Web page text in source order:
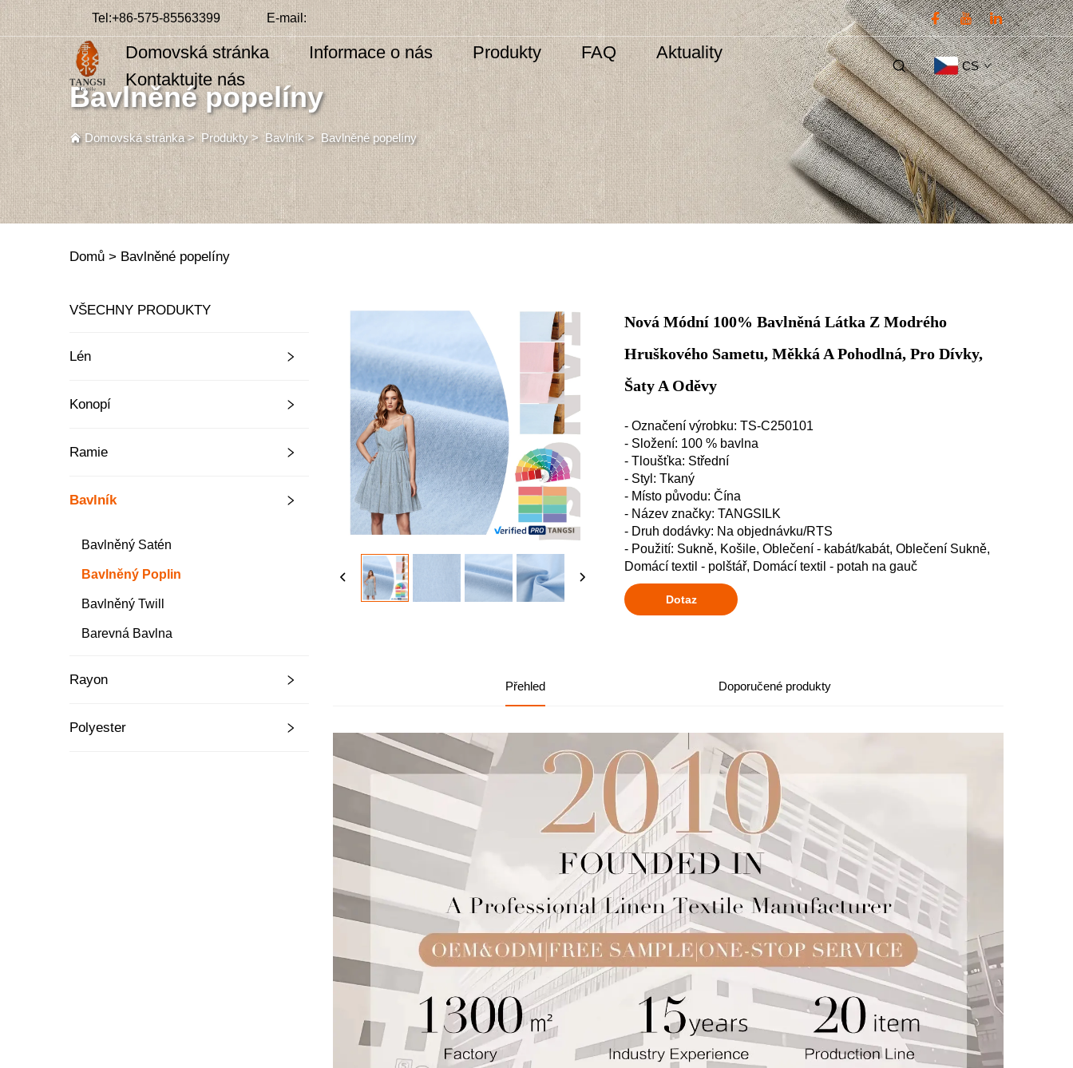
Tel:+86-575-85563399 E-mail:
Domovská stránka Informace o nás Produkty FAQ
Aktuality
Kontaktujte nás
CS
Bavlněné popelíny
Domovská stránka> Produkty>Bavlník> Bavlněné popelíny
Domů > Bavlněné popelíny
VŠECHNY PRODUKTY
Lén
Konopí
Ramie
Bavlník
Bavlněný Satén
Bavlněný Poplin
Bavlněný Twill
Barevná Bavlna
Rayon
Polyester
Nová Módní 100% Bavlněná Látka Z Modrého
Hruškového Sametu, Měkká A Pohodlná, Pro Dívky,
Šaty A Oděvy
- Označení výrobku: TS-C250101
- Složení: 100 % bavlna
- Tloušťka: Střední
- Styl: Tkaný
- Místo původu: Čína
- Název značky: TANGSILK
- Druh dodávky: Na objednávku/RTS
- Použití: Sukně, Košile, Oblečení - kabát/kabát, Oblečení Sukně,
Domácí textil - polštář, Domácí textil - potah na gauč
Dotaz
Přehled Doporučené produkty